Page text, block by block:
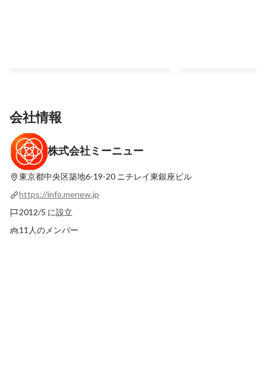
【社員インタビュー】子供が生まれて時間
の大切さを実感。心理的安全性の高い会社
の雰囲気は最高/ソフトウェアエンジニア
最新順で表示
い。CKO（Chief
最新順で表示
会社情報
株式会社ミーニュー
東京都中央区築地6-19-20 ニチレイ東銀座ビル
https://info.menew.jp
2012/5 に設立
11人のメンバー